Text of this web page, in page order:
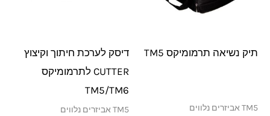
תיק נשיאה תרמומיקס TM5
TM5 אביזרים נלווים
דיסק לערכת חיתוך וקיצוץ
CUTTER לתרמומיקס
TM5/TM6
TM5 אביזרים נלווים